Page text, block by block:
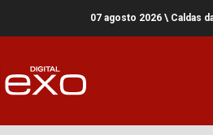
07 agosto 2026 \ Caldas